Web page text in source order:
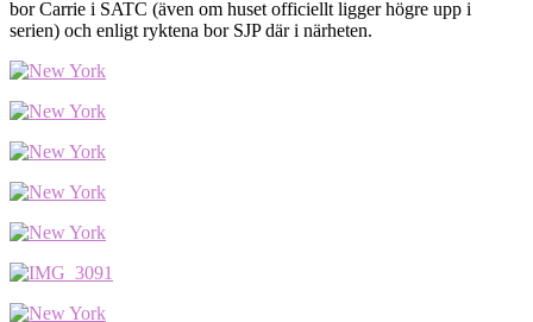
bor Carrie i SATC (även om huset officiellt ligger högre upp i
serien) och enligt ryktena bor SJP där i närheten.